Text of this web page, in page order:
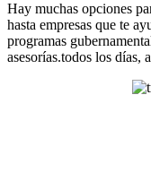
Hay muchas opciones
hasta empresas que te
programas
asesorías.todos los días,